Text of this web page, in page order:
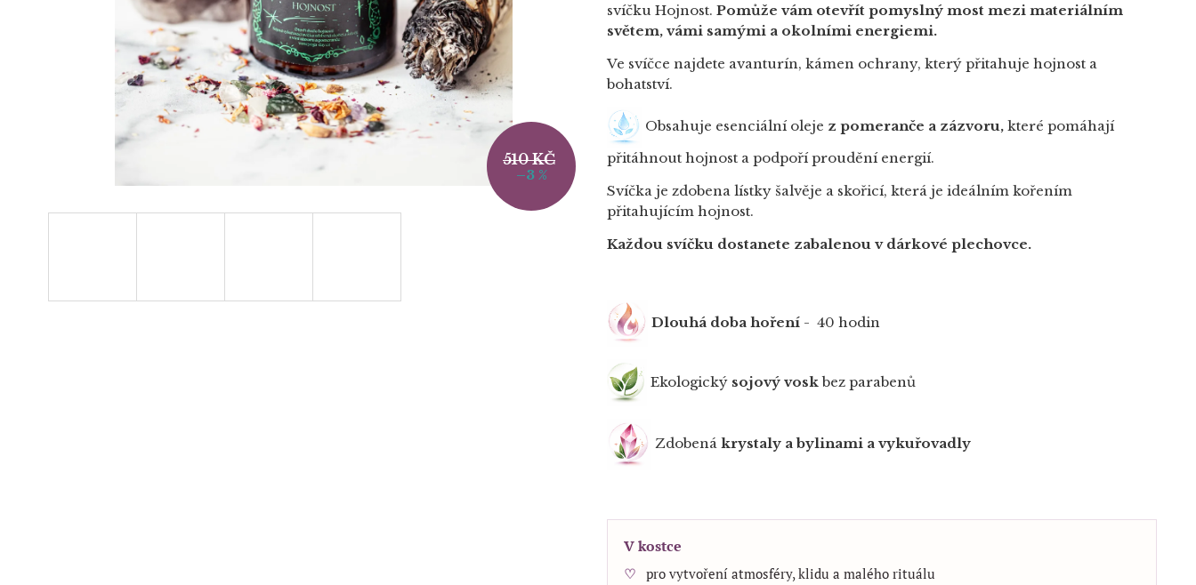
svíčku Hojnost. Pomůže vám otevřít pomyslný most mezi materiálním
světem, vámi samými a okolními energiemi.
Ve svíčce najdete avanturín, kámen ochrany, který přitahuje hojnost a
bohatství.
Obsahuje esenciální oleje z pomeranče a zázvoru, které pomáhají
přitáhnout hojnost a podpoří proudění energií.
Svíčka je zdobena lístky šalvěje a skořicí, která je ideálním kořením
přitahujícím hojnost.
Každou svíčku dostanete zabalenou v dárkové plechovce.
Dlouhá doba hoření - 40 hodin
Ekologický sojový vosk bez parabenů
Zdobená krystaly a bylinami a vykuřovadly
V kostce
pro vytvoření atmosféry, klidu a malého rituálu
510 KČ
–3 %